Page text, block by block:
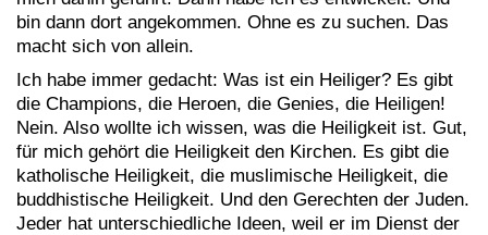
bin dann dort angekommen. Ohne es zu suchen. Das
macht sich von allein.
Ich habe immer gedacht: Was ist ein Heiliger? Es gibt
die Champions, die Heroen, die Genies, die Heiligen!
Nein. Also wollte ich wissen, was die Heiligkeit ist. Gut,
für mich gehört die Heiligkeit den Kirchen. Es gibt die
katholische Heiligkeit, die muslimische Heiligkeit, die
buddhistische Heiligkeit. Und den Gerechten der Juden.
Jeder hat unterschiedliche Ideen, weil er im Dienst der